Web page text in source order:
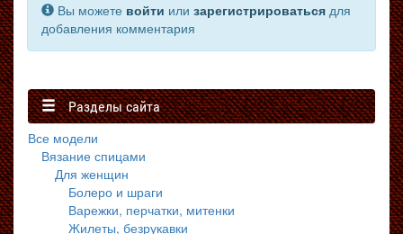
Вы можете войти или зарегистрироваться для
добавления комментария
Разделы сайта
Все модели
Вязание спицами
Для женщин
Болеро и шраги
Варежки, перчатки, митенки
Жилеты, безрукавки